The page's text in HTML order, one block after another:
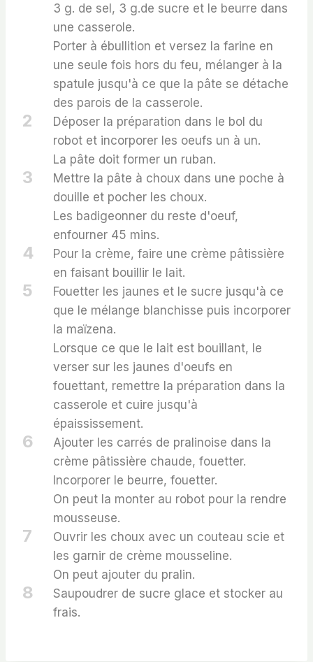
3 g. de sel, 3 g.de sucre et le beurre dans
une casserole.
Porter à ébullition et versez la farine en
une seule fois hors du feu, mélanger à la
spatule jusqu'à ce que la pâte se détache
des parois de la casserole.
2
Déposer la préparation dans le bol du
robot et incorporer les oeufs un à un.
La pâte doit former un ruban.
3
Mettre la pâte à choux dans une poche à
douille et pocher les choux.
Les badigeonner du reste d'oeuf,
enfourner 45 mins.
4
Pour la crème, faire une crème pâtissière
en faisant bouillir le lait.
5
Fouetter les jaunes et le sucre jusqu'à ce
que le mélange blanchisse puis incorporer
la maïzena.
Lorsque ce que le lait est bouillant, le
verser sur les jaunes d'oeufs en
fouettant, remettre la préparation dans la
casserole et cuire jusqu'à
épaississement.
6
Ajouter les carrés de pralinoise dans la
crème pâtissière chaude, fouetter.
Incorporer le beurre, fouetter.
On peut la monter au robot pour la rendre
mousseuse.
7
Ouvrir les choux avec un couteau scie et
les garnir de crème mousseline.
On peut ajouter du pralin.
8
Saupoudrer de sucre glace et stocker au
frais.